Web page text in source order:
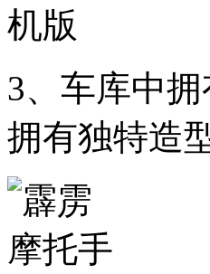
3、车库中
拥有独特造